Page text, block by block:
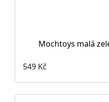
Mochtoys malá
549 Kč